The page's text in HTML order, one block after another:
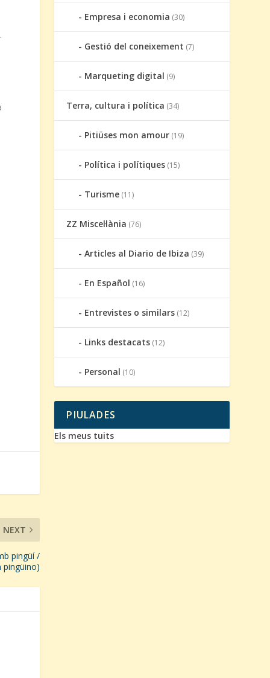
NEXT
pingüí /
pingüino)
Empresa i economia (30)
Gestió del coneixement (7)
Marqueting digital (9)
Terra, cultura i política (34)
Pitiüses mon amour (19)
Política i polítiques (15)
Turisme (11)
ZZ Miscel·lània (76)
Articles al Diario de Ibiza (39)
En Español (16)
Entrevistes o similars (12)
Links destacats (12)
Personal (10)
PIULADES
Els meus tuits